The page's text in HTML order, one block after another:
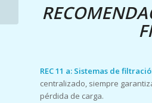
REC 11 a: Sistemas de
centralizado, siempre
pérdida de carga.